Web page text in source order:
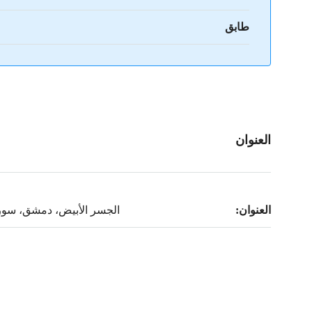
طابق
العنوان
العنوان: الجسر الأبيض، دمشق،